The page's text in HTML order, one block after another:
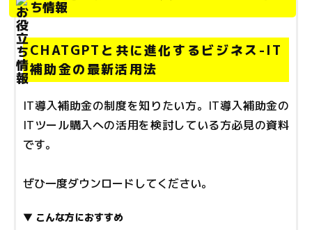
ち情報
CHATGPTと共に進化するビジネス-IT
補助金の最新活用法
IT導入補助金の制度を知りたい方。IT導入補助金の
ITツール購入への活用を検討している方必見の資料
です。
ぜひ一度ダウンロードしてください。
▼ こんな方におすすめ